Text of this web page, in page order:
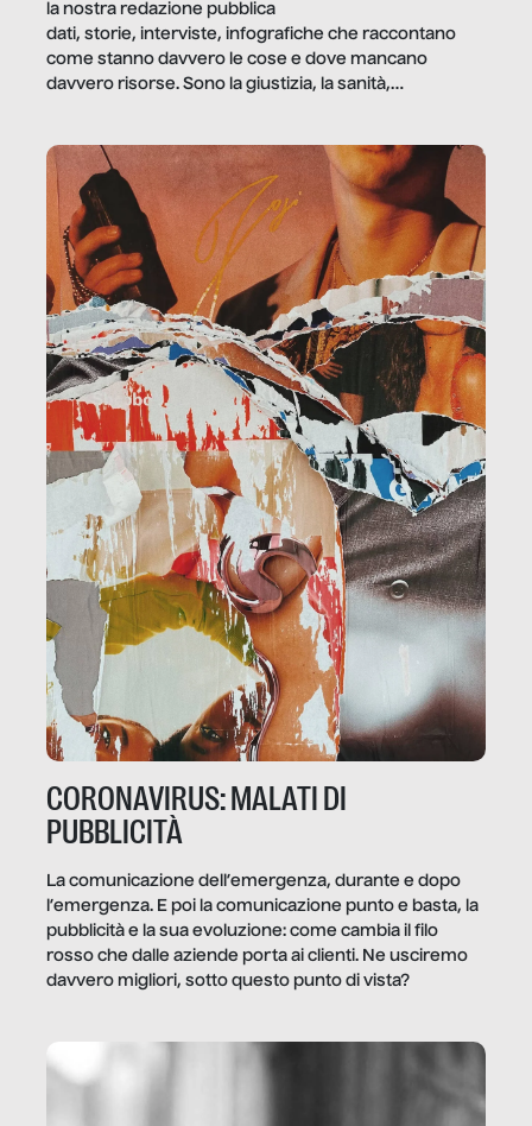
la nostra redazione pubblica
dati, storie, interviste, infografiche che raccontano
come stanno davvero le cose e dove mancano
davvero risorse. Sono la giustizia, la sanità,
CORONAVIRUS: MALATI DI
PUBBLICITÀ
La comunicazione dell’emergenza, durante e dopo
l’emergenza. E poi la comunicazione punto e basta, la
pubblicità e la sua evoluzione: come cambia il filo
rosso che dalle aziende porta ai clienti. Ne usciremo
davvero migliori, sotto questo punto di vista?